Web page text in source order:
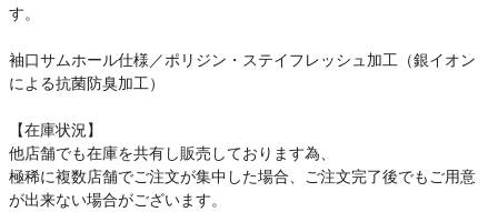
す。
袖口サムホール仕様／ポリジン・ステイフレッシュ加工（銀イオン
による抗菌防臭加工）
【在庫状況】
他店舗でも在庫を共有し販売しております為、
極稀に複数店舗でご注文が集中した場合、ご注文完了後でもご用意
が出来ない場合がございます。